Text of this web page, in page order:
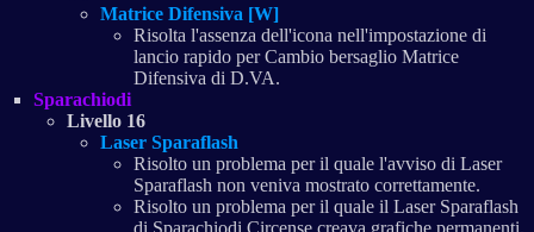
Matrice Difensiva [W]
Risolta l'assenza dell'icona nell'impostazione di
lancio rapido per Cambio bersaglio Matrice
Difensiva di D.VA.
Sparachiodi
Livello 16
Laser Sparaflash
Risolto un problema per il quale l'avviso di Laser
Sparaflash non veniva mostrato correttamente.
Risolto un problema per il quale il Laser Sparaflash